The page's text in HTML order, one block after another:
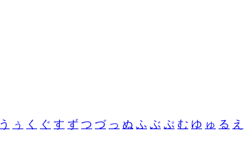
う ぅ く ぐ す ず つ づ っ ぬ ふ ぶ ぷ む ゆ ゅ る え